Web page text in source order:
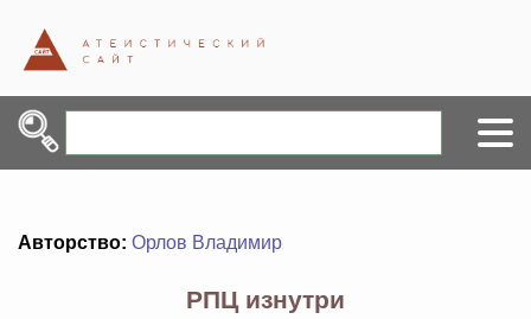
Авторство: Орлов Владимир
РПЦ изнутри